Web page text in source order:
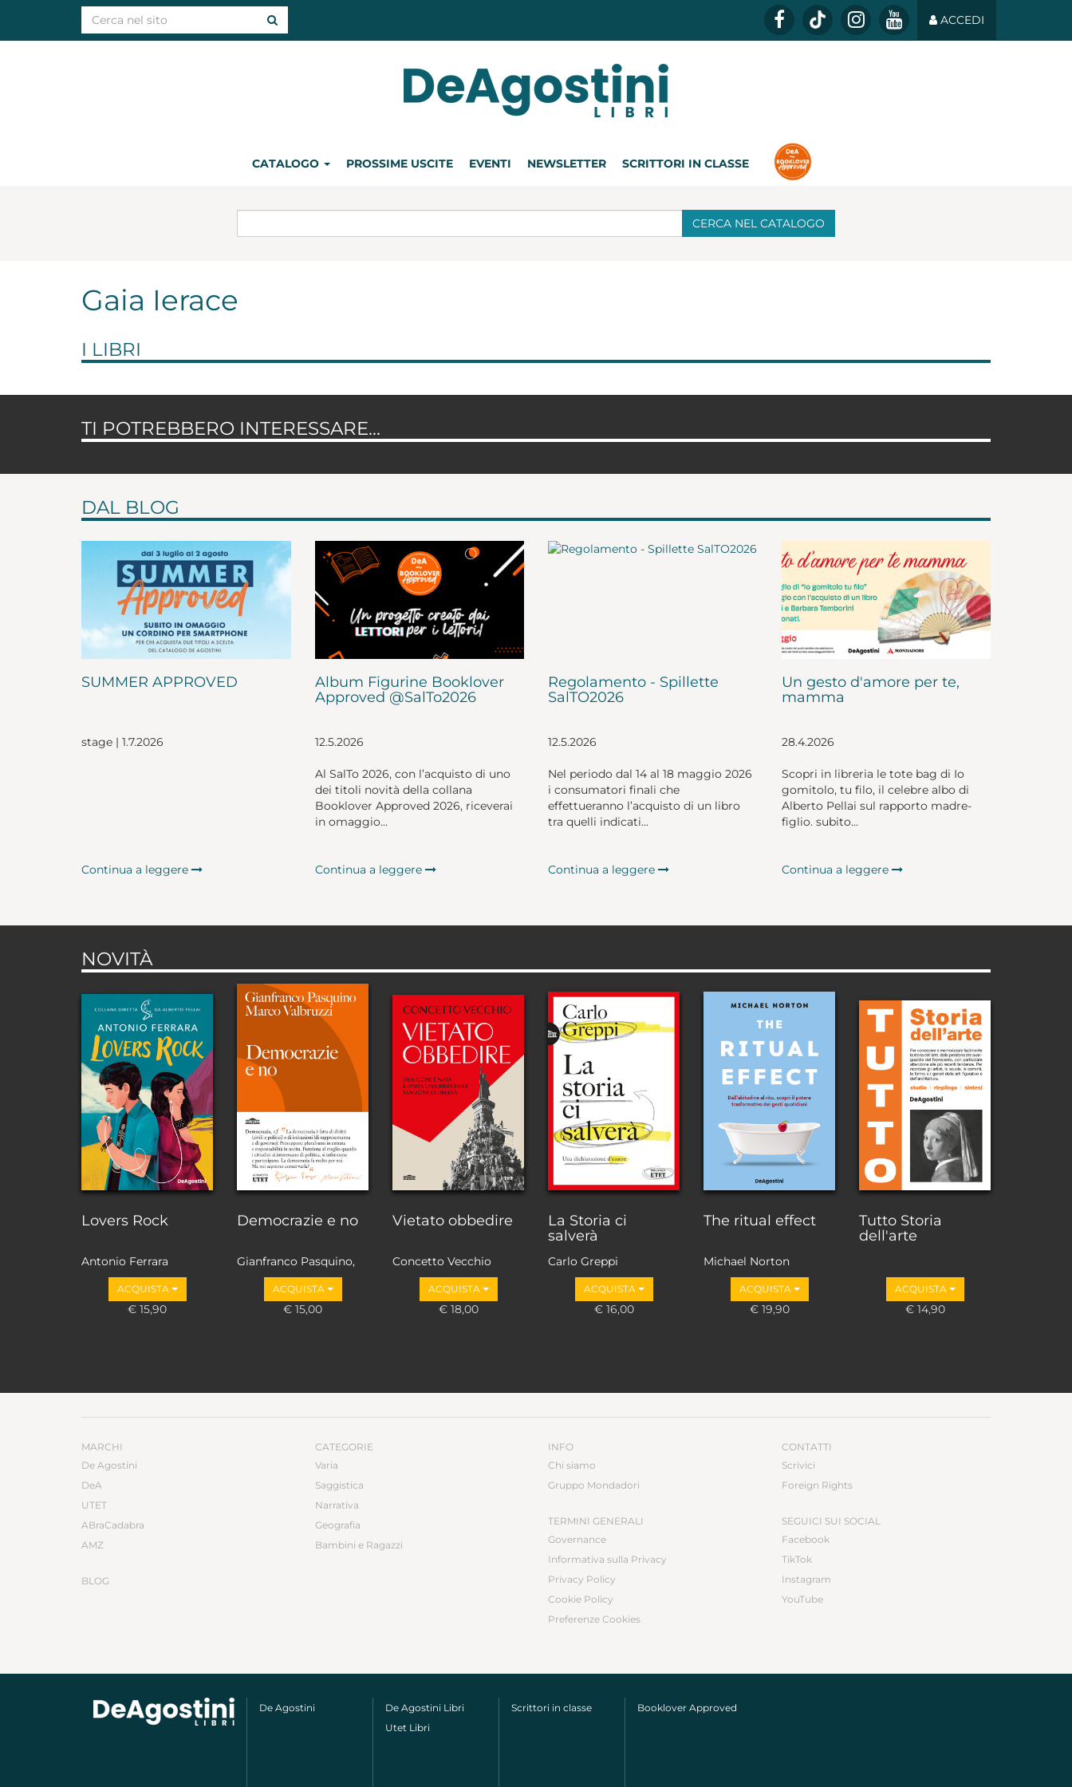
ACCEDI
CATALOGO PROSSIME USCITE EVENTI NEWSLETTER SCRITTORI IN CLASSE
CERCA NEL CATALOGO
Gaia Ierace
I LIBRI
TI POTREBBERO INTERESSARE...
DAL BLOG
SUMMER APPROVED
stage | 1.7.2026
Continua a leggere
Album Figurine Booklover
Approved @SalTo2026
12.5.2026
Al SalTo 2026, con l’acquisto di uno
dei titoli novità della collana
Booklover Approved 2026, riceverai
in omaggio...
Continua a leggere
Regolamento - Spillette
SalTO2026
12.5.2026
Nel periodo dal 14 al 18 maggio 2026
i consumatori finali che
effettueranno l’acquisto di un libro
tra quelli indicati...
Continua a leggere
Un gesto d'amore per te,
mamma
28.4.2026
Scopri in libreria le tote bag di Io
gomitolo, tu filo, il celebre albo di
Alberto Pellai sul rapporto madre-
figlio. subito...
Continua a leggere
NOVITÀ
Lovers Rock
Antonio Ferrara
ACQUISTA
€ 15,90
Democrazie e no
Gianfranco Pasquino,
Marco Valbruzzi
ACQUISTA
€ 15,00
Vietato obbedire
Concetto Vecchio
ACQUISTA
€ 18,00
La Storia ci
salverà
Carlo Greppi
ACQUISTA
€ 16,00
The ritual effect
Michael Norton
ACQUISTA
€ 19,90
Tutto Storia
dell'arte
ACQUISTA
€ 14,90
MARCHI
De Agostini
DeA
UTET
ABraCadabra
AMZ
BLOG
CATEGORIE
Varia
Saggistica
Narrativa
Geografia
Bambini e Ragazzi
INFO
Chi siamo
Gruppo Mondadori
TERMINI GENERALI
Governance
Informativa sulla Privacy
Privacy Policy
Cookie Policy
Preferenze Cookies
CONTATTI
Scrivici
Foreign Rights
SEGUICI SUI SOCIAL
Facebook
TikTok
Instagram
YouTube
De Agostini
De Agostini Libri
Utet Libri
Scrittori in classe Booklover Approved